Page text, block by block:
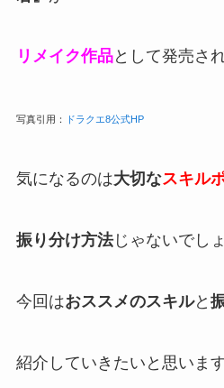
リメイク作品として発売さ
写真引用： ドラクエ8公式HP
気になるのは大切なスキル
振り分け方法じゃないでし
今回はおススメのスキルと
紹介していきたいと思います